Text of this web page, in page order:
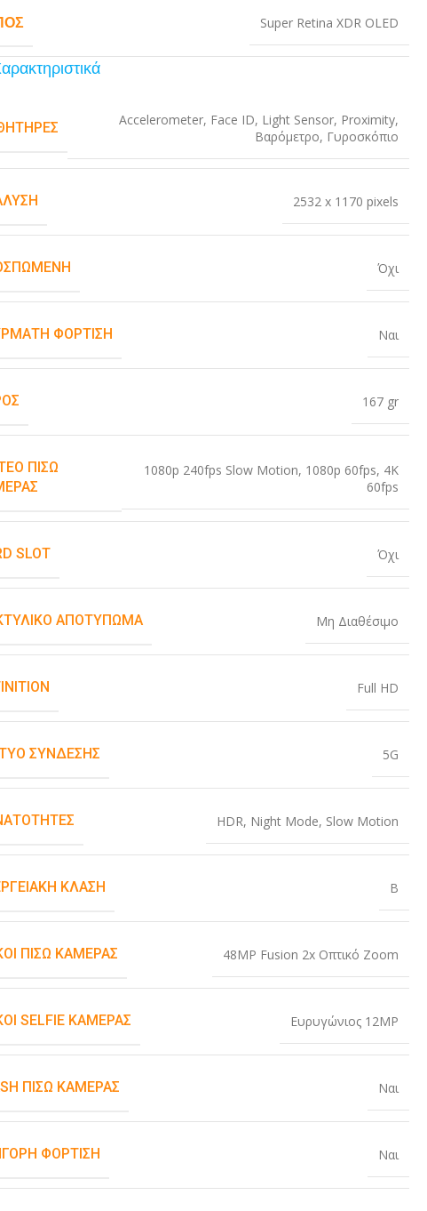
Super Retina XDR OLED
Accelerometer, Face ID, Light Sensor, Proximity,
Βαρόμετρο, Γυροσκόπιο
2532 x 1170 pixels
Όχι
ΦΌΡΤΙΣΗ Ναι
167 gr
ΠΊΣΩ
1080p 240fps Slow Motion, 1080p 60fps, 4K
60fps
SLOT Όχι
ΑΠΟΤΎΠΩΜΑ Μη Διαθέσιμο
Full HD
ΣΎΝΔΕΣΗΣ 5G
HDR, Night Mode, Slow Motion
ΚΛΆΣΗ B
ΠΊΣΩ ΚΆΜΕΡΑΣ 48MP Fusion 2x Οπτικό Zoom
SELFIE ΚΆΜΕΡΑΣ Ευρυγώνιος 12MP
ΠΊΣΩ ΚΆΜΕΡΑΣ Ναι
ΦΌΡΤΙΣΗ Ναι